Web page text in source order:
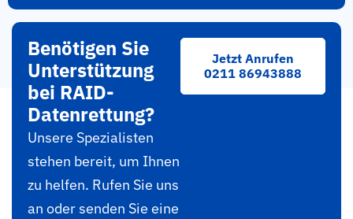
Benötigen Sie
Unterstützung
bei RAID-
Datenrettung?
Unsere Spezialisten
stehen bereit, um Ihnen
zu helfen. Rufen Sie uns
an oder senden Sie eine
Jetzt Anrufen
0211 86943888